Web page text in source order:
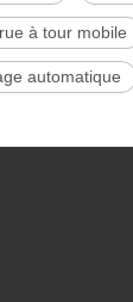
à tour mobile
automatique